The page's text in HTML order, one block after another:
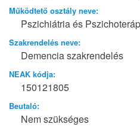
Működtető osztály neve:
Pszichiátria és
Szakrendelés neve:
Demencia szakrendelés
NEAK kódja:
150121805
Beutaló:
Nem szükséges